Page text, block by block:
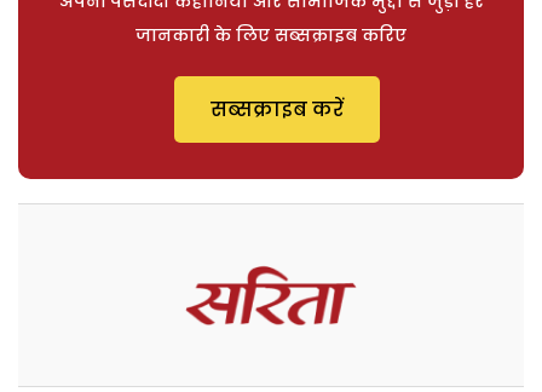
जानकारी के लिए सब्सक्राइब करिए
सब्सक्राइब करें